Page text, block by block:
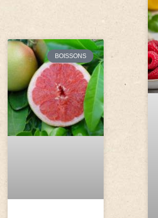
BOISSONS